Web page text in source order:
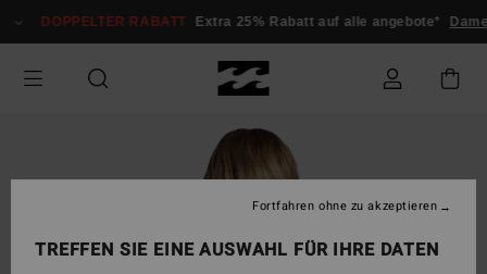
zur
springen
DOPPELTER RABATT Extra 25% Rabatt auf alle angebote* Damen
TREFFEN SIE EINE AUSWAHL FÜR IHRE DATEN
Fortfahren ohne zu akzeptieren